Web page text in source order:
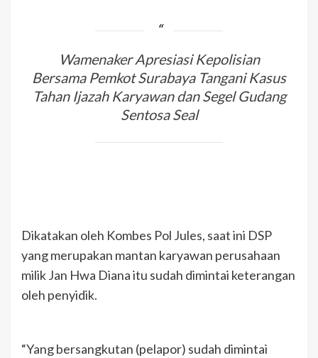
Wamenaker Apresiasi Kepolisian
Bersama Pemkot Surabaya Tangani Kasus
Tahan Ijazah Karyawan dan Segel Gudang
Sentosa Seal
Dikatakan oleh Kombes Pol Jules, saat ini DSP
yang merupakan mantan karyawan perusahaan
milik Jan Hwa Diana itu sudah dimintai keterangan
oleh penyidik.
“Yang bersangkutan (pelapor) sudah dimintai